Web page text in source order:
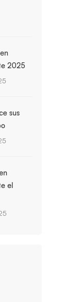
2025
sus
el